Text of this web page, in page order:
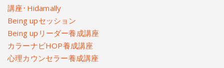
講座･Hidamally
Being upセッション
Being upリーダー養成講座
カラーナビHOP養成講座
心理カウンセラー養成講座